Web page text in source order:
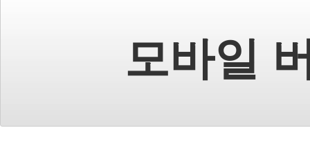
모바일